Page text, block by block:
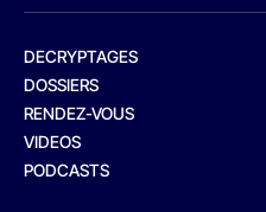
DECRYPTAGES
DOSSIERS
RENDEZ-VOUS
VIDEOS
PODCASTS